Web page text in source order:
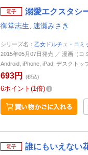
電子 溺愛エクスタシ
御堂志生 速瀬みさき
シリーズ名： 乙女ドルチェ・コミ
2015年05月07日発売 ／ 漫画（コ
Android, iPhone, iPad, デスクトッ
693円 (税込)
6ポイント 1倍
電子 誰にもいえない